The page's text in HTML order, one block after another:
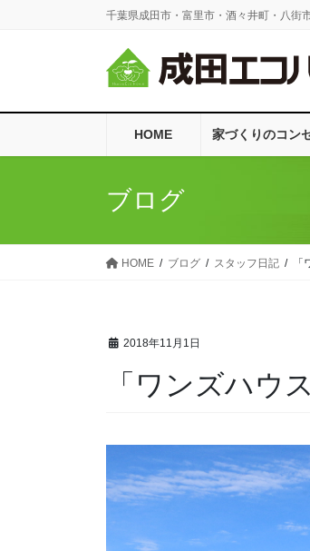
に
ョ
千葉県成田市・富里市・酒々井町・八街
HOME 家づくりのコン
ブログ
HOME ブログ スタッフ日記
2018年11月1日
「ワンズハウ